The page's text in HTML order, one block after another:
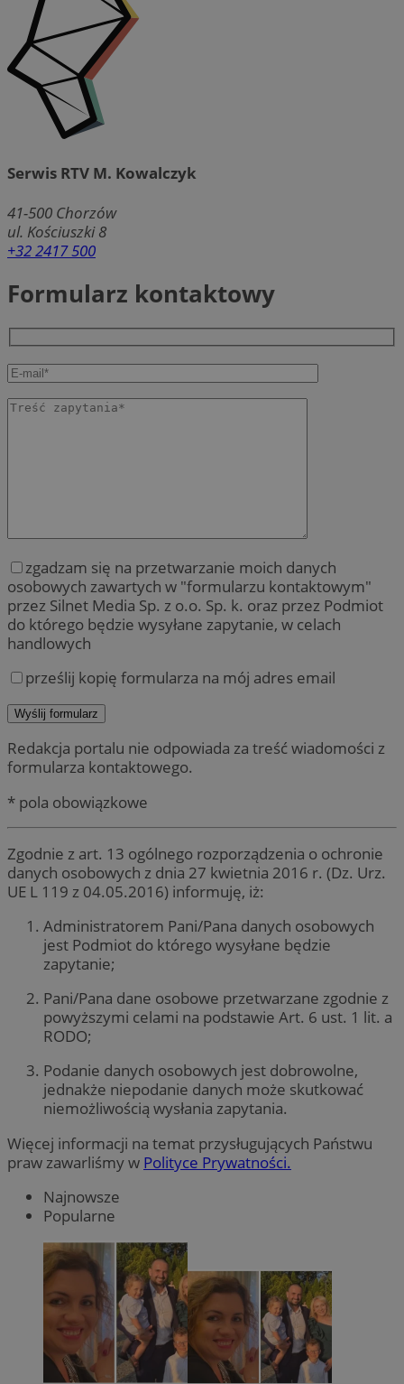
Serwis RTV M. Kowalczyk
41-500 Chorzów
ul. Kościuszki 8
+32 2417 500
Formularz kontaktowy
zgadzam się na przetwarzanie moich danych
osobowych zawartych w "formularzu kontaktowym"
przez Silnet Media Sp. z o.o. Sp. k. oraz przez Podmiot
do którego będzie wysyłane zapytanie, w celach
handlowych
prześlij kopię formularza na mój adres email
Redakcja portalu nie odpowiada za treść wiadomości z
formularza kontaktowego.
* pola obowiązkowe
Zgodnie z art. 13 ogólnego rozporządzenia o ochronie
danych osobowych z dnia 27 kwietnia 2016 r. (Dz. Urz.
UE L 119 z 04.05.2016) informuję, iż:
Administratorem Pani/Pana danych osobowych
jest Podmiot do którego wysyłane będzie
zapytanie;
Pani/Pana dane osobowe przetwarzane zgodnie z
powyższymi celami na podstawie Art. 6 ust. 1 lit. a
RODO;
Podanie danych osobowych jest dobrowolne,
jednakże niepodanie danych może skutkować
niemożliwością wysłania zapytania.
Więcej informacji na temat przysługujących Państwu
praw zawarliśmy w Polityce Prywatności.
Najnowsze
Popularne